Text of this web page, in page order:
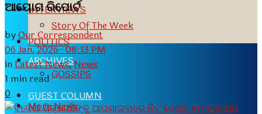
INTERVIEWS
POLITICS
GOSSIPS
More News
Story Of The Week
ARCHIVES
GUEST COLUMN
ଆୟୋଗ ରିପୋର୍ଟ
byOur Correspondent
06 Jan, 2026- 08:13 PM
in Latest News,News
1 min read
0